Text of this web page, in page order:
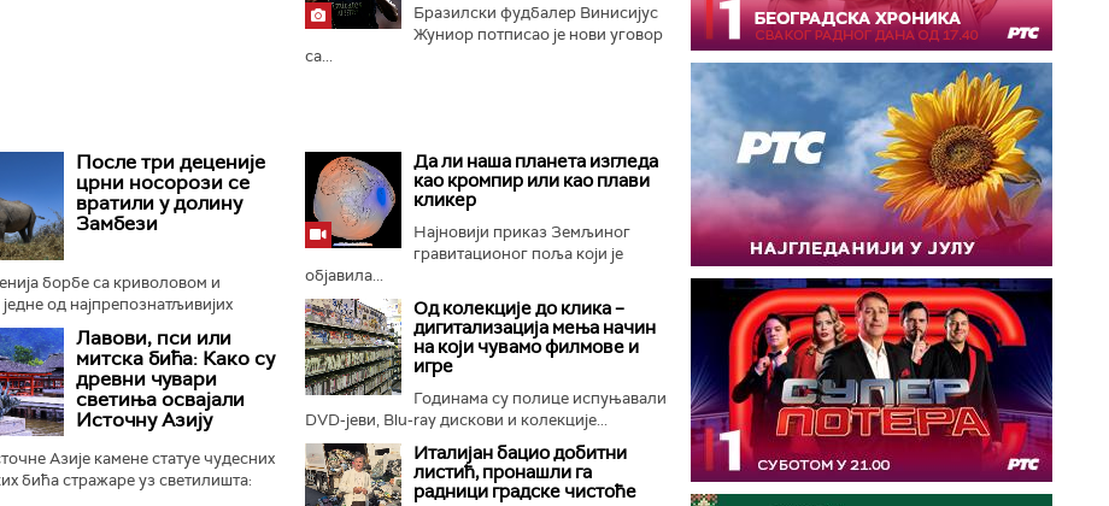
Бразилски фудбалер Винисијус
Жуниор потписао је нови уговор
са...
После три деценије
црни носорози се
вратили у долину
Замбези
борбе са криволовом и
од најпрепознатљивијих
црни носорози поново
Замбези. Њихов повратак...
Лавови, пси или
митска бића: Како су
древни чувари
светиња освајали
Источну Азију
Азије камене статуе чудесних
бића стражаре уз светилишта:
Да ли наша планета изгледа
као кромпир или као плави
кликер
Најновији приказ Земљиног
гравитационог поља који је
објавила...
Од колекције до клика –
дигитализација мења начин
на који чувамо филмове и
игре
Годинама су полице испуњавали
DVD-јеви, Blu-ray дискови и колекције...
Италијан бацио добитни
листић, пронашли га
радници градске чистоће